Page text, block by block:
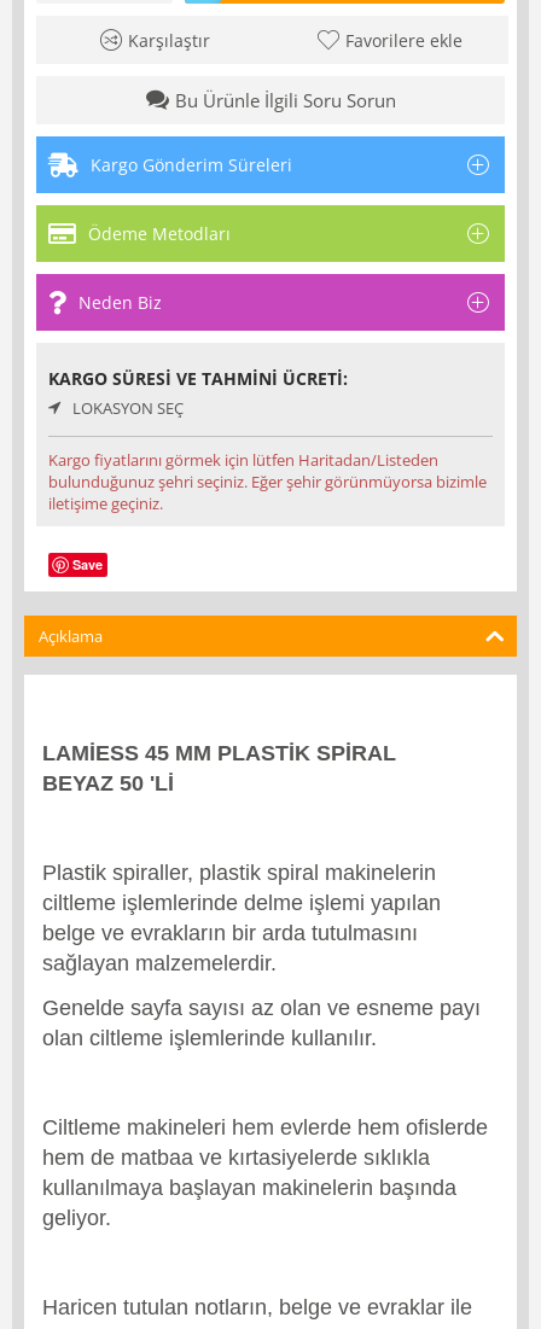
Karşılaştır Favorilere ekle
Bu Ürünle İlgili Soru Sorun
Kargo Gönderim Süreleri
Ödeme Metodları
Neden Biz
KARGO SÜRESI VE TAHMINI ÜCRETI:
LOKASYON SEÇ
Kargo fiyatlarını görmek için lütfen Haritadan/Listeden
bulunduğunuz şehri seçiniz. Eğer şehir görünmüyorsa bizimle
iletişime geçiniz.
Save
Açıklama
LAMİESS 45 MM PLASTİK SPİRAL
BEYAZ 50 'Lİ
Plastik spiraller, plastik spiral makinelerin
ciltleme işlemlerinde delme işlemi yapılan
belge ve evrakların bir arda tutulmasını
sağlayan malzemelerdir.
Genelde sayfa sayısı az olan ve esneme payı
olan ciltleme işlemlerinde kullanılır.
Ciltleme makineleri hem evlerde hem ofislerde
hem de matbaa ve kırtasiyelerde sıklıkla
kullanılmaya başlayan makinelerin başında
geliyor.
Haricen tutulan notların, belge ve evraklar ile